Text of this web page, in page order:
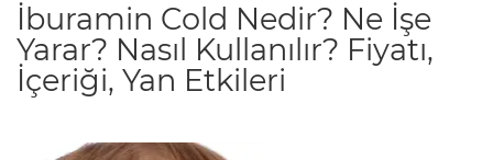
İburamin Cold Nedir? Ne İşe
Yarar? Nasıl Kullanılır? Fiyatı,
İçeriği, Yan Etkileri